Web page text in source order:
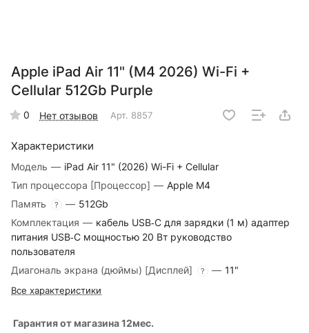
Apple iPad Air 11" (M4 2026) Wi-Fi +
Cellular 512Gb Purple
0 Нет отзывов Арт. 8857
Характеристики
Модель — iPad Air 11" (2026) Wi-Fi + Cellular
Тип процессора [Процессор] — Apple M4
Память
? — 512Gb
Комплектация — кабель USB‑C для зарядки (1 м) адаптер
питания USB‑C мощностью 20 Вт руководство
пользователя
Диагональ экрана (дюймы) [Дисплей]
? — 11"
Все характеристики
Гарантия от магазина 12мес.